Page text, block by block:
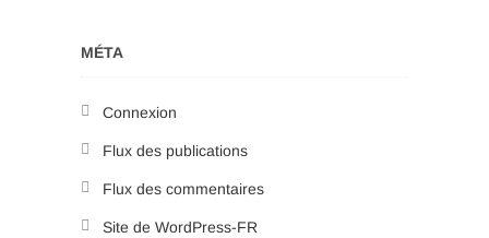
MÉTA
Connexion
Flux des publications
Flux des commentaires
Site de WordPress-FR